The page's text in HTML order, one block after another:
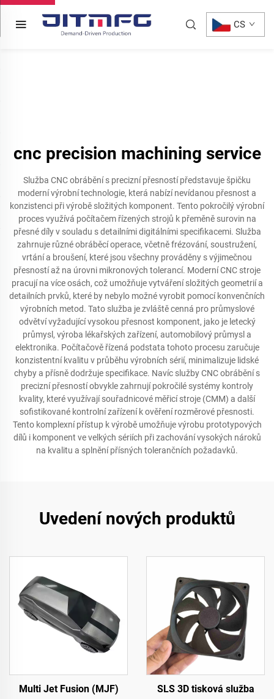
CS
cnc precision machining service
Služba CNC obrábění s precizní přesností představuje špičku
moderní výrobní technologie, která nabízí nevídanou přesnost a
konzistenci při výrobě složitých komponent. Tento pokročilý výrobní
proces využívá počítačem řízených strojů k přeměně surovin na
přesné díly v souladu s detailními digitálními specifikacemi. Služba
zahrnuje různé obráběcí operace, včetně frézování, soustružení,
vrtání a broušení, které jsou všechny prováděny s výjimečnou
přesností až na úrovni mikronových tolerancí. Moderní CNC stroje
pracují na více osách, což umožňuje vytváření složitých geometrií a
detailních prvků, které by nebylo možné vyrobit pomocí konvenčních
výrobních metod. Tato služba je zvláště cenná pro průmyslové
odvětví vyžadující vysokou přesnost komponent, jako je letecký
průmysl, výroba lékařských zařízení, automobilový průmysl a
elektronika. Počítačově řízená podstata tohoto procesu zaručuje
konzistentní kvalitu v průběhu výrobních sérií, minimalizuje lidské
chyby a přísně dodržuje specifikace. Navíc služby CNC obrábění s
precizní přesností obvykle zahrnují pokročilé systémy kontroly
kvality, které využívají souřadnicové měřicí stroje (CMM) a další
sofistikované kontrolní zařízení k ověření rozměrové přesnosti.
Tento komplexní přístup k výrobě umožňuje výrobu prototypových
dílů i komponent ve velkých sériích při zachování vysokých nároků
na kvalitu a splnění přísných tolerančních požadavků.
Uvedení nových produktů
Multi Jet Fusion (MJF) SLS 3D tisková služba